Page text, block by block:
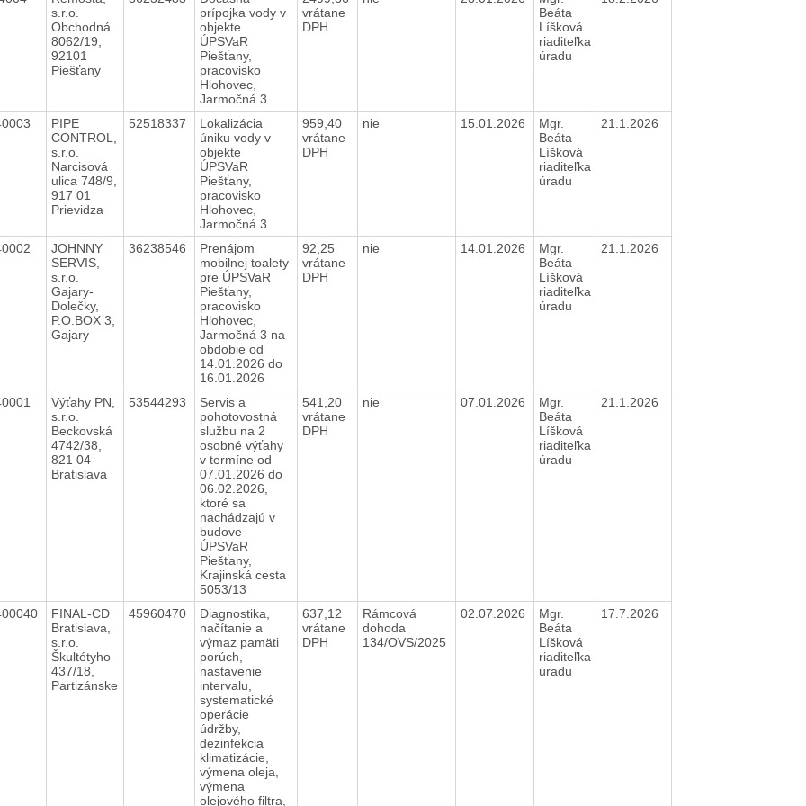
s.r.o.
Obchodná
8062/19,
92101
Piešťany
prípojka vody v
objekte
ÚPSVaR
Piešťany,
pracovisko
Hlohovec,
Jarmočná 3
vrátane
DPH
Beáta
Líšková
riaditeľka
úradu
PIPE
CONTROL,
s.r.o.
Narcisová
ulica 748/9,
917 01
Prievidza
52518337
Lokalizácia
úniku vody v
objekte
ÚPSVaR
Piešťany,
pracovisko
Hlohovec,
Jarmočná 3
959,40
vrátane
DPH
nie 15.01.2026
Mgr.
Beáta
Líšková
riaditeľka
úradu
21.1.2026
JOHNNY
SERVIS,
s.r.o.
Gajary-
Dolečky,
P.O.BOX 3,
Gajary
36238546
Prenájom
mobilnej toalety
pre ÚPSVaR
Piešťany,
pracovisko
Hlohovec,
Jarmočná 3 na
obdobie od
14.01.2026 do
16.01.2026
92,25
vrátane
DPH
nie 14.01.2026
Mgr.
Beáta
Líšková
riaditeľka
úradu
21.1.2026
Výťahy PN,
s.r.o.
Beckovská
4742/38,
821 04
Bratislava
53544293
Servis a
pohotovostná
službu na 2
osobné výťahy
v termíne od
07.01.2026 do
06.02.2026,
ktoré sa
nachádzajú v
budove
ÚPSVaR
Piešťany,
Krajinská cesta
5053/13
541,20
vrátane
DPH
nie 07.01.2026
Mgr.
Beáta
Líšková
riaditeľka
úradu
21.1.2026
FINAL-CD
Bratislava,
s.r.o.
Škultétyho
437/18,
Partizánske
45960470
Diagnostika,
načítanie a
výmaz pamäti
porúch,
nastavenie
intervalu,
systematické
operácie
údržby,
dezinfekcia
klimatizácie,
výmena oleja,
výmena
olejového filtra,
637,12
vrátane
DPH
Rámcová
dohoda
134/OVS/2025
02.07.2026
Mgr.
Beáta
Líšková
riaditeľka
úradu
17.7.2026